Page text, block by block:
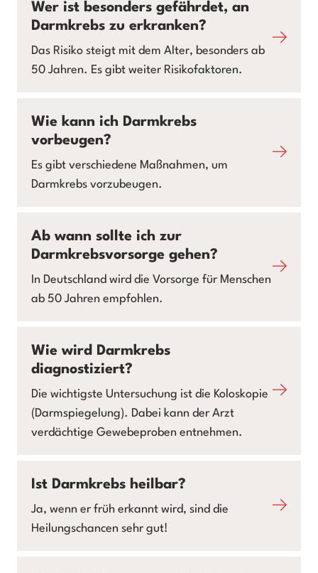
Wer ist besonders gefährdet, an
Darmkrebs zu erkranken?
Das Risiko steigt mit dem Alter, besonders ab
50 Jahren. Es gibt weiter Risikofaktoren.
Wie kann ich Darmkrebs
vorbeugen?
Es gibt verschiedene Maßnahmen, um
Darmkrebs vorzubeugen.
Ab wann sollte ich zur
Darmkrebsvorsorge gehen?
In Deutschland wird die Vorsorge für Menschen
ab 50 Jahren empfohlen.
Wie wird Darmkrebs
diagnostiziert?
Die wichtigste Untersuchung ist die Koloskopie
(Darmspiegelung). Dabei kann der Arzt
verdächtige Gewebeproben entnehmen.
Ist Darmkrebs heilbar?
Ja, wenn er früh erkannt wird, sind die
Heilungschancen sehr gut!